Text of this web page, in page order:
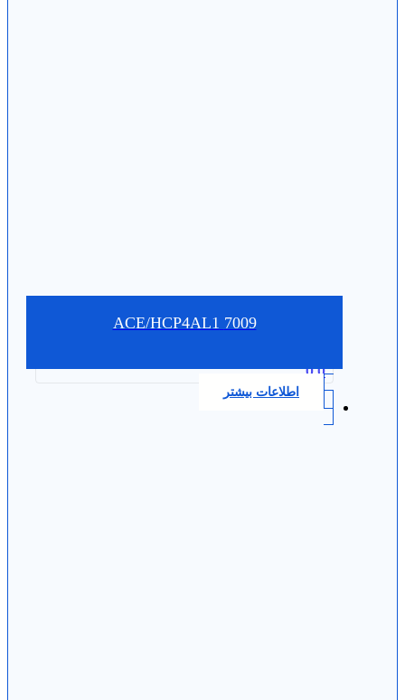
7009 ACE/HCP4AL1
0.0
اطلاعات بیشتر